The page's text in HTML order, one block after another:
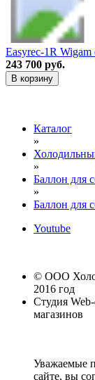
Easyrec-1R
243 700 руб.
В корзину
Каталог
»
»
Баллон для
»
Баллон для
Youtube
© ООО
2016 год
Студия
магазинов
Уважаемые
сайте, вы